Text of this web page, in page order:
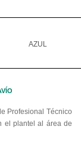
AZUL
Profesional Técnico
el plantel al área de